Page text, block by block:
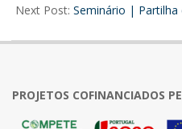
09
Next Post: Seminário | Partilha
PROJETOS COFINANCIADOS